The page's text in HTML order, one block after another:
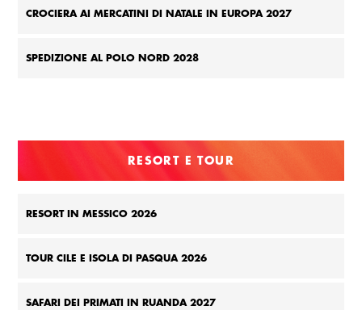
CROCIERA AI MERCATINI DI NATALE IN EUROPA 2027
SPEDIZIONE AL POLO NORD 2028
RESORT E TOUR
RESORT IN MESSICO 2026
TOUR CILE E ISOLA DI PASQUA 2026
SAFARI DEI PRIMATI IN RUANDA 2027